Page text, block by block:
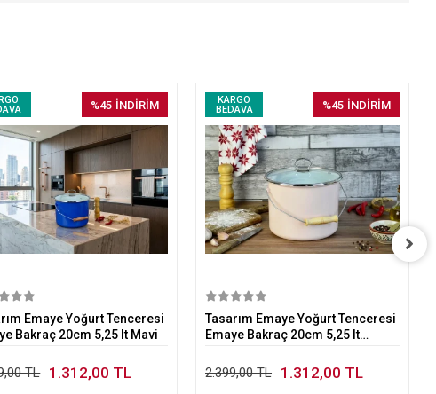
%45 İNDİRİM
Emaye Yoğurt Tenceresi
Bakraç 20cm 5,25 lt Mavi
TL 1.312,00 TL
KARGO
BEDAVA
%45 İNDİRİM
Tasarım Emaye Yoğurt Tenceresi
Emaye Bakraç 20cm 5,25 lt
2.399,00 TL 1.312,00 TL